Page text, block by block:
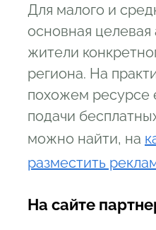
Для малого и
основная целевая
жители
региона. На
похожем ресурсе
подачи
можно найти, на
разместить
На сайте